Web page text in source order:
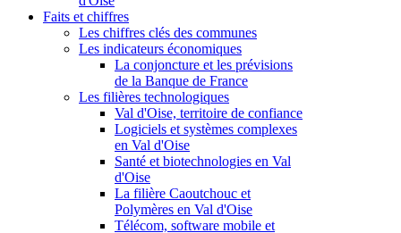
Faits et chiffres
Les chiffres clés des communes
Les indicateurs économiques
La conjoncture et les prévisions
de la Banque de France
Les filières technologiques
Val d'Oise, territoire de confiance
Logiciels et systèmes complexes
en Val d'Oise
Santé et biotechnologies en Val
d'Oise
La filière Caoutchouc et
Polymères en Val d'Oise
Télécom, software mobile et